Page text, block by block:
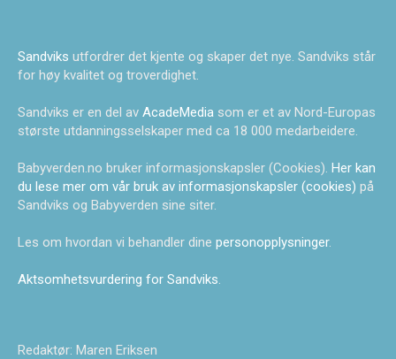
Sandviks utfordrer det kjente og skaper det nye. Sandviks står
for høy kvalitet og troverdighet.
Sandviks er en del av AcadeMedia som er et av Nord-Europas
største utdanningsselskaper med ca 18 000 medarbeidere.
Babyverden.no bruker informasjonskapsler (Cookies). Her kan
du lese mer om vår bruk av informasjonskapsler (cookies) på
Sandviks og Babyverden sine siter.
Les om hvordan vi behandler dine personopplysninger.
Aktsomhetsvurdering for Sandviks.
Redaktør: Maren Eriksen